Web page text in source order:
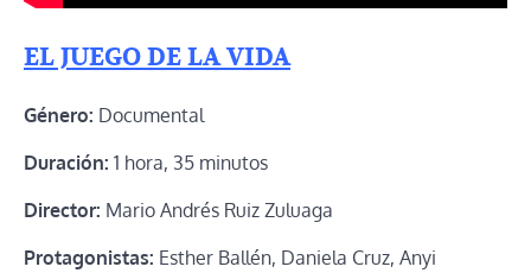
EL JUEGO DE LA VIDA
Género: Documental
Duración: 1 hora, 35 minutos
Director: Mario Andrés Ruiz Zuluaga
Protagonistas: Esther Ballén, Daniela Cruz, Anyi